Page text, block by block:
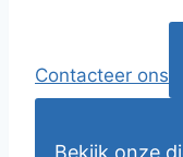
Contacteer ons
Bekijk onze